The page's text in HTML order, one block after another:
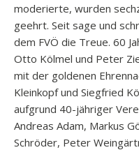
moderierte, wurden
geehrt. Seit sage und
dem FVÖ die Treue. 60
Otto Kölmel und Peter
mit der goldenen
Kleinkopf und Siegfried
aufgrund 40-jähriger
Andreas Adam, Markus
Schröder, Peter